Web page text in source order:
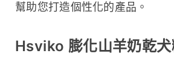
幫助您打造個性化的產品。
Hsviko 膨化山羊奶乾